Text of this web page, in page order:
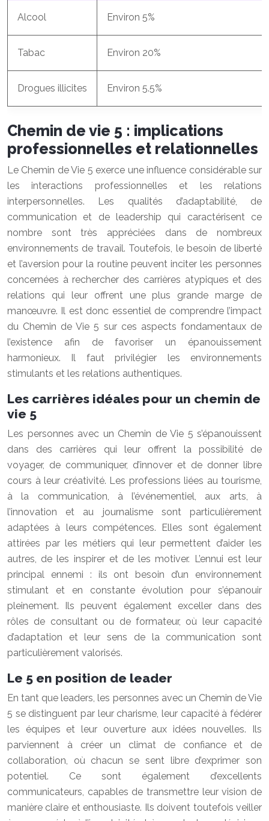
Alcool Environ 5%
Tabac Environ 20%
Drogues illicites Environ 5.5%
Chemin de vie 5 : implications
professionnelles et relationnelles
Le Chemin de Vie 5 exerce une influence considérable sur
les interactions professionnelles et les relations
interpersonnelles. Les qualités d’adaptabilité, de
communication et de leadership qui caractérisent ce
nombre sont très appréciées dans de nombreux
environnements de travail. Toutefois, le besoin de liberté
et l’aversion pour la routine peuvent inciter les personnes
concernées à rechercher des carrières atypiques et des
relations qui leur offrent une plus grande marge de
manœuvre. Il est donc essentiel de comprendre l’impact
du Chemin de Vie 5 sur ces aspects fondamentaux de
l’existence afin de favoriser un épanouissement
harmonieux. Il faut privilégier les environnements
stimulants et les relations authentiques.
Les carrières idéales pour un chemin de
vie 5
Les personnes avec un Chemin de Vie 5 s’épanouissent
dans des carrières qui leur offrent la possibilité de
voyager, de communiquer, d’innover et de donner libre
cours à leur créativité. Les professions liées au tourisme,
à la communication, à l’événementiel, aux arts, à
l’innovation et au journalisme sont particulièrement
adaptées à leurs compétences. Elles sont également
attirées par les métiers qui leur permettent d’aider les
autres, de les inspirer et de les motiver. L’ennui est leur
principal ennemi : ils ont besoin d’un environnement
stimulant et en constante évolution pour s’épanouir
pleinement. Ils peuvent également exceller dans des
rôles de consultant ou de formateur, où leur capacité
d’adaptation et leur sens de la communication sont
particulièrement valorisés.
Le 5 en position de leader
En tant que leaders, les personnes avec un Chemin de Vie
5 se distinguent par leur charisme, leur capacité à fédérer
les équipes et leur ouverture aux idées nouvelles. Ils
parviennent à créer un climat de confiance et de
collaboration, où chacun se sent libre d’exprimer son
potentiel. Ce sont également d’excellents
communicateurs, capables de transmettre leur vision de
manière claire et enthousiaste. Ils doivent toutefois veiller